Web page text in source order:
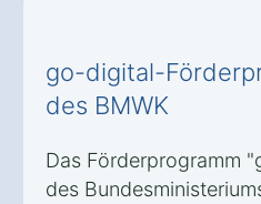
go-digital-
des BMWK
Das Förderprogramm
des